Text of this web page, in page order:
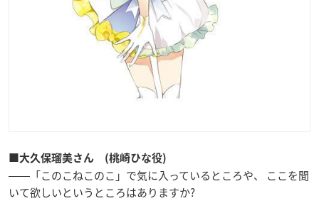
■大久保瑠美さん (桃崎ひな役)
――「このこねこのこ」で気に入っているところや、 ここを聞
いて欲しいというところはありますか?